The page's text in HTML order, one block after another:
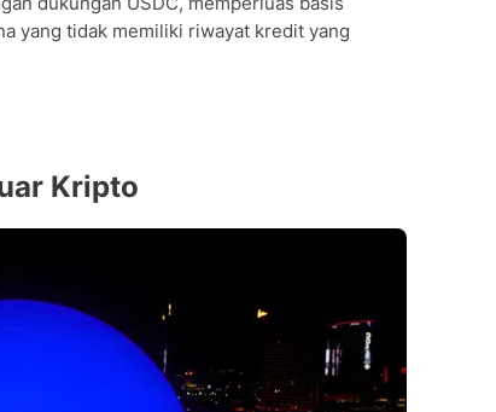
yang tidak memiliki riwayat kredit yang
Kripto